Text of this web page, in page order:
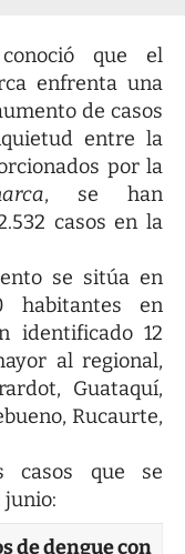
que el
enfrenta una
de casos
entre la
por la
, se han
casos en la
se sitúa en
habitantes en
identificado 12
al regional,
Guataquí,
Rucaurte,
casos que se
junio:
de dengue con